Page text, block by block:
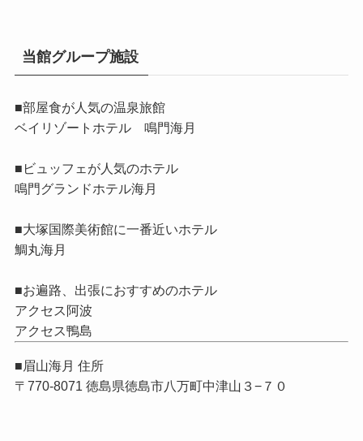
当館グループ施設
■部屋食が人気の温泉旅館
ベイリゾートホテル 鳴門海月
■ビュッフェが人気のホテル
鳴門グランドホテル海月
■大塚国際美術館に一番近いホテル
鯛丸海月
■お遍路、出張におすすめのホテル
アクセス阿波
アクセス鴨島
■眉山海月 住所
〒770-8071 徳島県徳島市八万町中津山３−７０